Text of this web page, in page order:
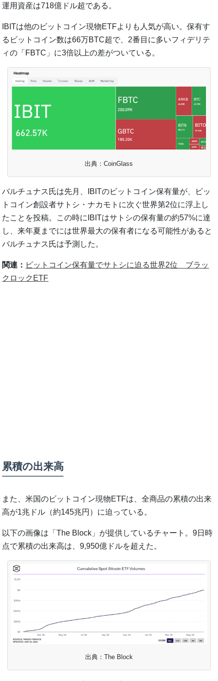
運用資産は718億ドル超である。
IBITは他のビットコイン現物ETFよりも人気が高い。保有す
るビットコイン数は66万BTC超で、2番目に多いフィデリテ
ィの「FBTC」に3倍以上の差がついている。
出典：CoinGlass
バルチュナス氏は先月、IBITのビットコイン保有量が、ビッ
トコイン創設者サトシ・ナカモトに次ぐ世界第2位に浮上し
たことを投稿。この時にIBITはサトシの保有量の約57%に達
し、来年夏までには世界最大の保有者になる可能性があると
バルチュナス氏は予測した。
関連： ビットコイン保有量でサトシに迫る世界2位 ブラッ
クロックETF
累積の出来高
また、米国のビットコイン現物ETFは、全商品の累積の出来
高が1兆ドル（約145兆円）に迫っている。
以下の画像は「The Block」が提供しているチャート。9日時
点で累積の出来高は、9,950億ドルを超えた。
出典：The Block